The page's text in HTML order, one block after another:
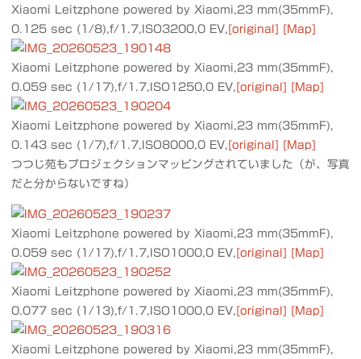
Xiaomi Leitzphone powered by Xiaomi,23 mm(35mmF),
0.125 sec (1/8),f/1.7,ISO3200,0 EV, [original] [Map]
Xiaomi Leitzphone powered by Xiaomi,23 mm(35mmF),
0.059 sec (1/17),f/1.7,ISO1250,0 EV, [original] [Map]
Xiaomi Leitzphone powered by Xiaomi,23 mm(35mmF),
0.143 sec (1/7),f/1.7,ISO8000,0 EV, [original]
[Map]
つつじ苑もプロジェクションマッピングされていました（が、写真
だと分からないですね）
Xiaomi Leitzphone powered by Xiaomi,23 mm(35mmF),
0.059 sec (1/17),f/1.7,ISO1000,0 EV,[original] [Map]
Xiaomi Leitzphone powered by Xiaomi,23 mm(35mmF),
0.077 sec (1/13),f/1.7,ISO1000,0 EV,[original] [Map]
Xiaomi Leitzphone powered by Xiaomi,23 mm(35mmF),